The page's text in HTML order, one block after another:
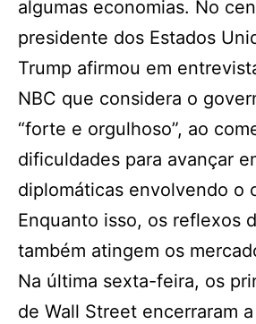
algumas economias. No
presidente dos Estados
Trump afirmou em
NBC que considera o
“forte e orgulhoso”, ao
dificuldades para avançar
diplomáticas envolvendo o
Enquanto isso, os reflexos
também atingem os
Na última sexta-feira, os
de Wall Street encerraram